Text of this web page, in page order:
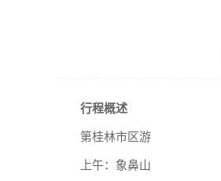
行程概述
第桂林市区游
上午：象鼻山